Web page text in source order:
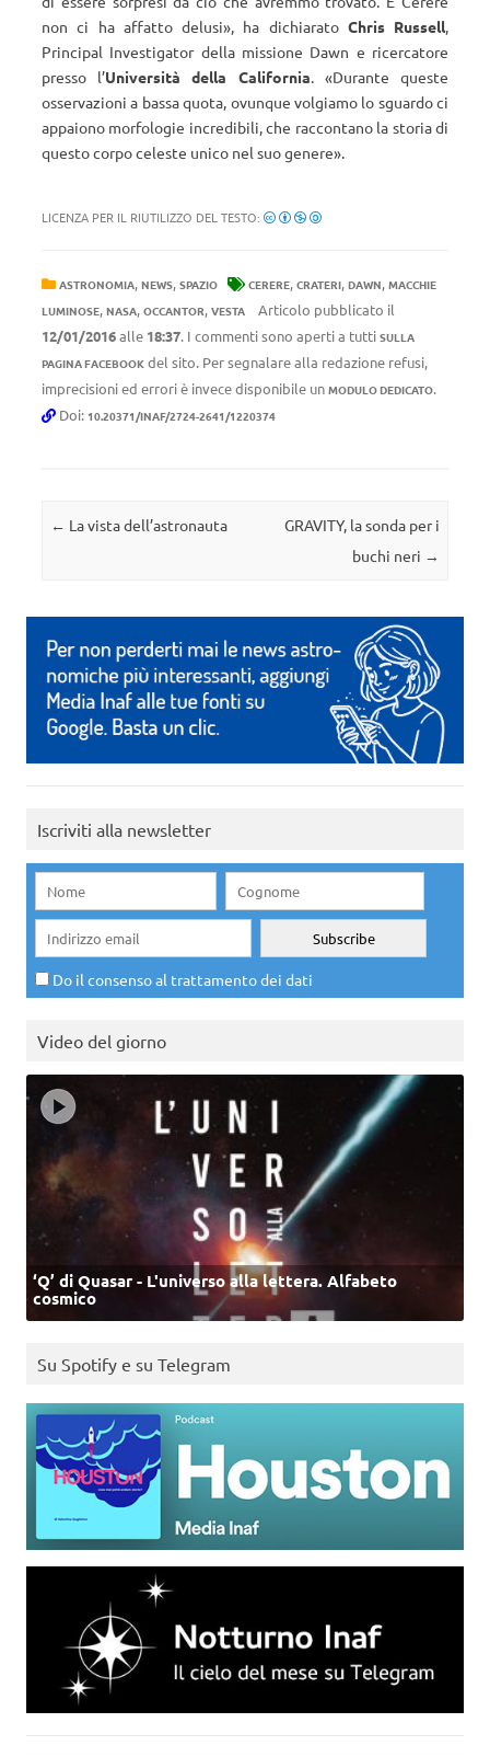
non ci ha affatto delusi», ha dichiarato Chris Russell,
Principal Investigator della missione Dawn e ricercatore
presso l’Università della California. «Durante queste
osservazioni a bassa quota, ovunque volgiamo lo sguardo ci
appaiono morfologie incredibili, che raccontano la storia di
questo corpo celeste unico nel suo genere».
LICENZA PER IL RIUTILIZZO DEL TESTO:
ASTRONOMIA, NEWS, SPAZIO CERERE, CRATERI, DAWN, MACCHIE
LUMINOSE, NASA, OCCANTOR, VESTA
Articolo pubblicato il
12/01/2016alle 18:37. I commenti sono aperti a tutti SULLA
PAGINA FACEBOOK del sito. Per segnalare alla redazione refusi,
imprecisioni ed errori è invece disponibile un MODULO DEDICATO.
Doi: 10.20371/INAF/2724-2641/1220374
Navigazione articolo
← La vista dell’astronauta
GRAVITY, la sonda per i
buchi neri →
Iscriviti alla newsletter
Do il consenso al trattamento dei dati
Video del giorno
‘Q’ di Quasar - L'universo alla lettera. Alfabeto
cosmico
Su Spotify e su Telegram